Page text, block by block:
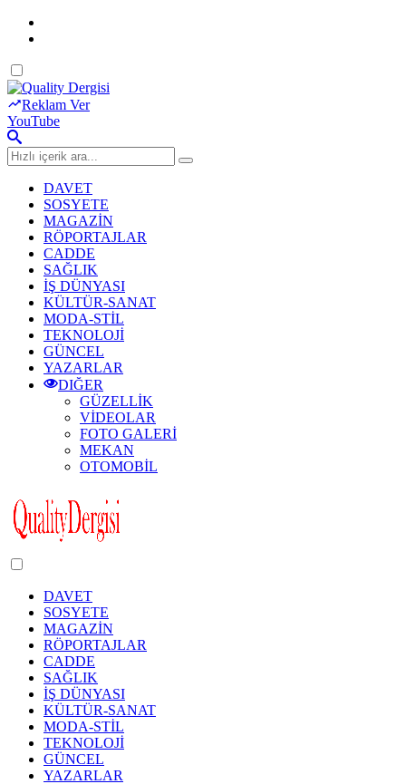
Dark
mode
Reklam Ver
YouTube
DAVET
SOSYETE
MAGAZİN
RÖPORTAJLAR
CADDE
SAĞLIK
İŞ DÜNYASI
KÜLTÜR-SANAT
MODA-STİL
TEKNOLOJİ
GÜNCEL
YAZARLAR
DIĞER
GÜZELLİK
VİDEOLAR
FOTO GALERİ
MEKAN
OTOMOBİL
Dark
DAVET
SOSYETE
MAGAZİN
RÖPORTAJLAR
CADDE
SAĞLIK
İŞ DÜNYASI
KÜLTÜR-SANAT
MODA-STİL
TEKNOLOJİ
GÜNCEL
YAZARLAR